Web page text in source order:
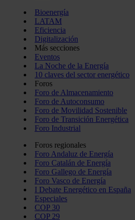
Bioenergía
LATAM
Eficiencia
Digitalización
Más secciones
Eventos
La Noche de la Energía
10 claves del sector energético
Foros
Foro de Almacenamiento
Foro de Autoconsumo
Foro de Movilidad Sostenible
Foro de Transición Energética
Foro Industrial
Foros regionales
Foro Andaluz de Energía
Foro Catalán de Energía
Foro Gallego de Energía
Foro Vasco de Energía
I Debate Energético en España
Especiales
COP 30
COP 29